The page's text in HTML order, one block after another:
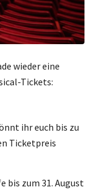
wieder eine
Tickets:
ihr euch bis zu
Ticketpreis
bis zum 31. August